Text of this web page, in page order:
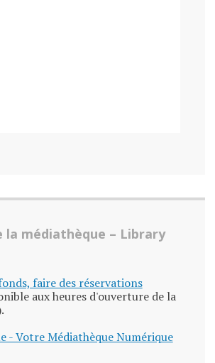
la médiathèque – Library
faire des réservations
aux heures d'ouverture de la
- Votre Médiathèque Numérique